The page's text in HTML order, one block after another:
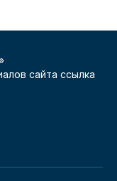
сайта ссылка